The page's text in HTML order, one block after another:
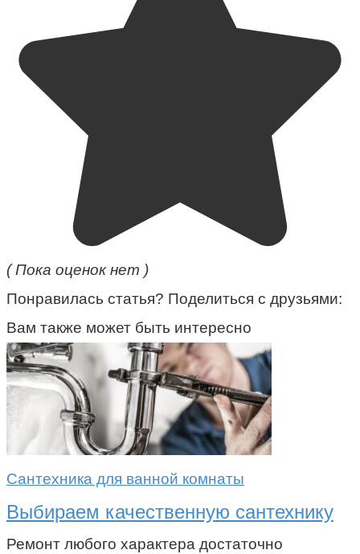
( Пока оценок нет )
Понравилась статья? Поделиться с друзьями:
Вам также может быть интересно
Сантехника для ванной комнаты
Выбираем качественную сантехнику
Ремонт любого характера достаточно